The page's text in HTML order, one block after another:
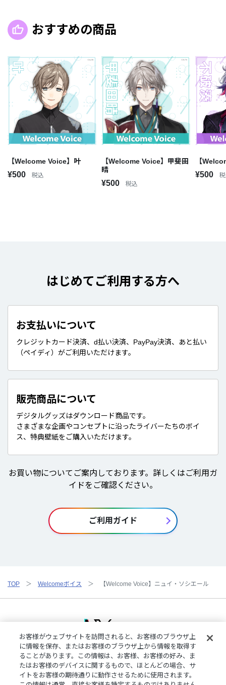
おすすめの商品
【Welcome Voice】叶
¥500 税込
【Welcome Voice】甲斐田
晴
¥500 税込
【
¥500
はじめてご利用する方へ
お支払いについて
クレジットカード決済、d払い決済、PayPay決済、あと払い
（ペイディ）がご利用いただけます。
販売商品について
デジタルグッズはダウンロード商品です。
さまざまな企画やコンセプトに沿ったライバーたちのボイ
ス、特典壁紙をご購入いただけます。
お買い物についてご案内しております。詳しくはご利用ガ
イドをご確認ください。
ご利用ガイド
TOP Welcomeボイス 【Welcome Voice】ニュイ・ソシエール
ご利用規約プライバシーポリシー
特定商取引法に基づく表記
ご利用ガイドよくある質問お問い合わせにじさんじ公式サイト
クッキーの詳細
お客様がウェブサイトを訪問されると、お客様のブラウザ上
に情報を保存、またはお客様のブラウザ上から情報を取得す
ることがあります。この情報は、お客様、お客様の好み、ま
たはお客様のデバイスに関するもので、ほとんどの場合、サ
イトをお客様の期待通りに動作させるために使用されます。